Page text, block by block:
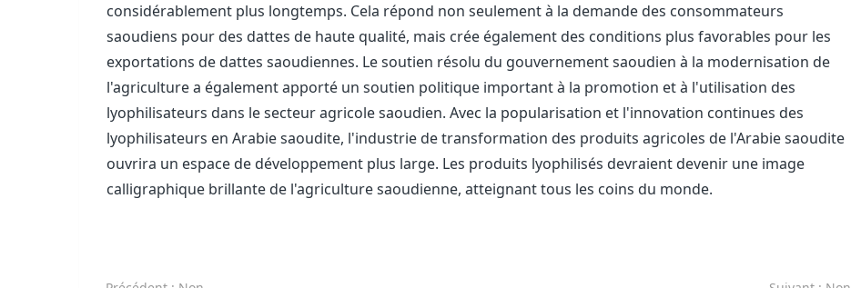
considérablement plus longtemps. Cela répond non seulement à la demande des consommateurs
saoudiens pour des dattes de haute qualité, mais crée également des conditions plus favorables pour les
exportations de dattes saoudiennes. Le soutien résolu du gouvernement saoudien à la modernisation de
l'agriculture a également apporté un soutien politique important à la promotion et à l'utilisation des
lyophilisateurs dans le secteur agricole saoudien. Avec la popularisation et l'innovation continues des
lyophilisateurs en Arabie saoudite, l'industrie de transformation des produits agricoles de l'Arabie saoudite
ouvrira un espace de développement plus large. Les produits lyophilisés devraient devenir une image
calligraphique brillante de l'agriculture saoudienne, atteignant tous les coins du monde.